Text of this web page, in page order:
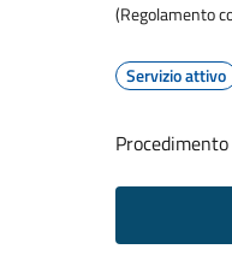
(Regolamento
Servizio attivo